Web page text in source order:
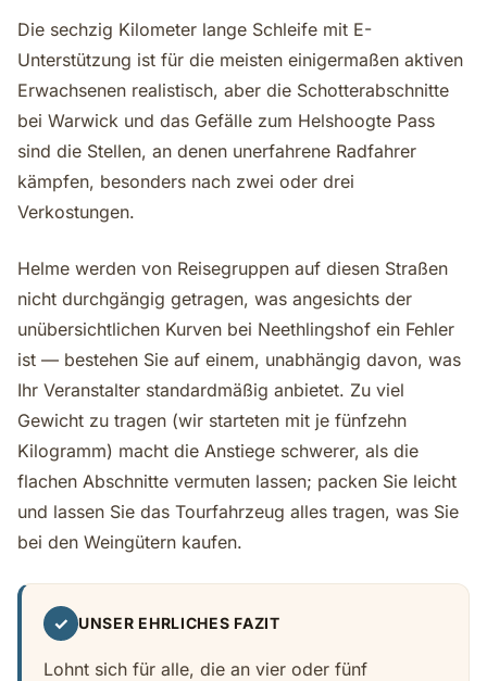
Die sechzig Kilometer lange Schleife mit E-
Unterstützung ist für die meisten einigermaßen aktiven
Erwachsenen realistisch, aber die Schotterabschnitte
bei Warwick und das Gefälle zum Helshoogte Pass
sind die Stellen, an denen unerfahrene Radfahrer
kämpfen, besonders nach zwei oder drei
Verkostungen.
Helme werden von Reisegruppen auf diesen Straßen
nicht durchgängig getragen, was angesichts der
unübersichtlichen Kurven bei Neethlingshof ein Fehler
ist — bestehen Sie auf einem, unabhängig davon, was
Ihr Veranstalter standardmäßig anbietet. Zu viel
Gewicht zu tragen (wir starteten mit je fünfzehn
Kilogramm) macht die Anstiege schwerer, als die
flachen Abschnitte vermuten lassen; packen Sie leicht
und lassen Sie das Tourfahrzeug alles tragen, was Sie
bei den Weingütern kaufen.
✓ UNSER EHRLICHES FAZIT
Lohnt sich für alle, die an vier oder fünf